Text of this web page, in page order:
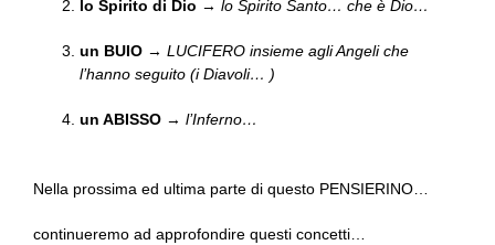
lo Spirito di Dio → lo Spirito Santo… che è Dio…
un BUIO → LUCIFERO insieme agli Angeli che
l’hanno seguito (i Diavoli… )
un ABISSO → l’Inferno…
Nella prossima ed ultima parte di questo PENSIERINO…
continueremo ad approfondire questi concetti…